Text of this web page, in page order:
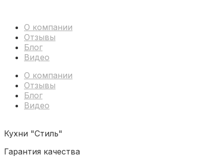
О компании
Отзывы
Блог
Видео
О компании
Отзывы
Блог
Видео
Кухни "Стиль"
Гарантия качества